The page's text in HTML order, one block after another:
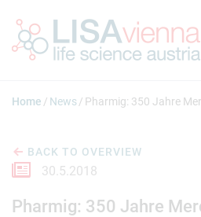
Home News Pharmig: 350 Jahre
BACK TO OVERVIEW
30.5.2018
Pharmig: 350 Jahre